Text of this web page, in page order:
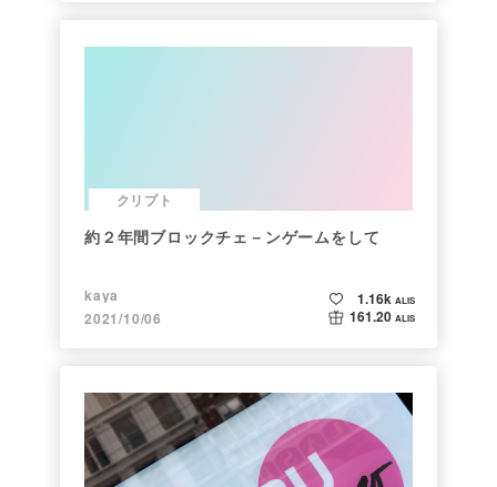
クリプト
約２年間ブロックチェ－ンゲームをして
kaya
2021/10/06
1.16k ALIS
161.20 ALIS